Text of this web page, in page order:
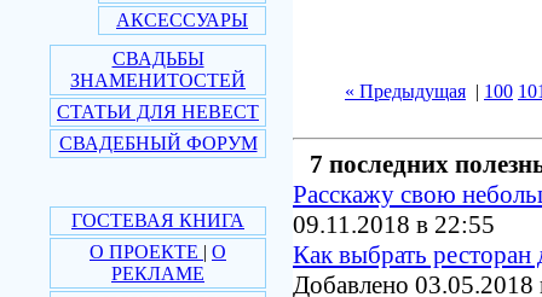
АКСЕССУАРЫ
СВАДЬБЫ
ЗНАМЕНИТОСТЕЙ
СТАТЬИ ДЛЯ НЕВЕСТ
СВАДЕБНЫЙ ФОРУМ
ГОСТЕВАЯ КНИГА
О ПРОЕКТЕ | О
РЕКЛАМЕ
« Предыдущая | 100
7 последних
Расскажу свою
09.11.2018 в 22:55
Как выбрать
Добавлено 03.05.2018